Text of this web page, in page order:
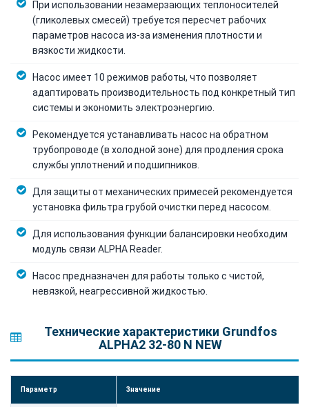
При использовании незамерзающих теплоносителей
(гликолевых смесей) требуется пересчет рабочих
параметров насоса из-за изменения плотности и
вязкости жидкости.
Насос имеет 10 режимов работы, что позволяет
адаптировать производительность под конкретный тип
системы и экономить электроэнергию.
Рекомендуется устанавливать насос на обратном
трубопроводе (в холодной зоне) для продления срока
службы уплотнений и подшипников.
Для защиты от механических примесей рекомендуется
установка фильтра грубой очистки перед насосом.
Для использования функции балансировки необходим
модуль связи ALPHA Reader.
Насос предназначен для работы только с чистой,
невязкой, неагрессивной жидкостью.
Технические характеристики Grundfos
ALPHA2 32-80 N NEW
Параметр Значение